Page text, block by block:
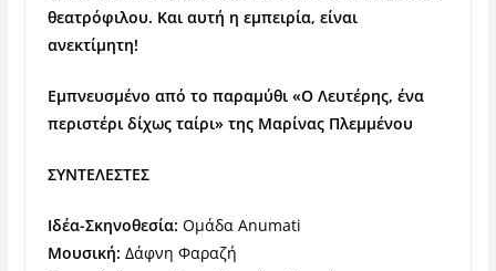
θεατρόφιλου. Και αυτή η εμπειρία, είναι
ανεκτίμητη!
Εμπνευσμένο από το παραμύθι «Ο Λευτέρης, ένα
περιστέρι δίχως ταίρι» της Μαρίνας Πλεμμένου
ΣΥΝΤΕΛΕΣΤΕΣ
Ιδέα-Σκηνοθεσία: Ομάδα Anumati
Μουσική: Δάφνη Φαραζή